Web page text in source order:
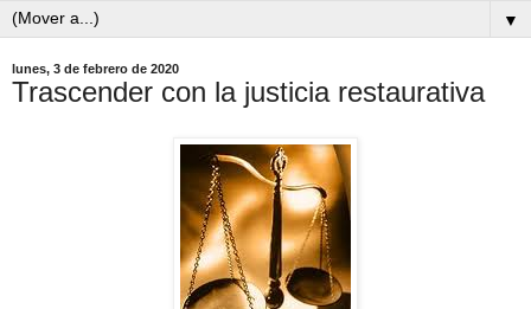
▼
lunes, 3 de febrero de 2020
Trascender con la justicia restaurativa